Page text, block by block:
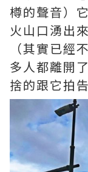
樽的聲音）
火山口湧出
（其實已經
多人都離開
捨的跟它拍